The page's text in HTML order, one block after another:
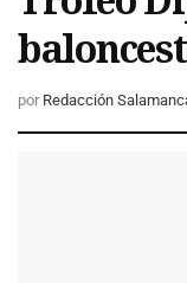
por Redacción